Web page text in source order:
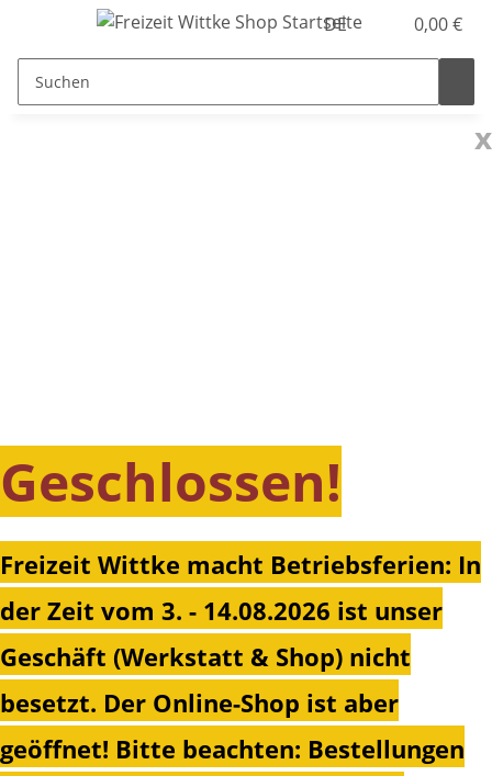
DE 0,00 €
x
Geschlossen!
Freizeit Wittke macht Betriebsferien: In
der Zeit vom 3. - 14.08.2026 ist unser
Geschäft (Werkstatt & Shop) nicht
besetzt. Der Online-Shop ist aber
geöffnet! Bitte beachten: Bestellungen